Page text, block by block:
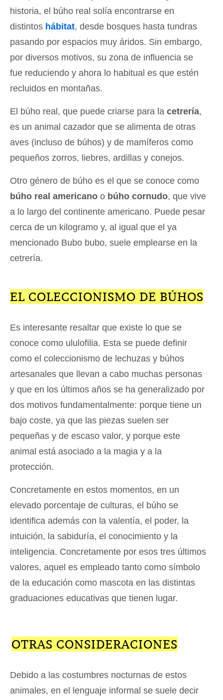
historia, el búho real solía encontrarse en
distintos hábitat, desde bosques hasta tundras
pasando por espacios muy áridos. Sin embargo,
por diversos motivos, su zona de influencia se
fue reduciendo y ahora lo habitual es que estén
recluidos en montañas.
El búho real, que puede criarse para la cetrería,
es un animal cazador que se alimenta de otras
aves (incluso de búhos) y de mamíferos como
pequeños zorros, liebres, ardillas y conejos.
Otro género de búho es el que se conoce como
búho real americano o búho cornudo, que vive
a lo largo del continente americano. Puede pesar
cerca de un kilogramo y, al igual que el ya
mencionado Bubo bubo, suele emplearse en la
cetrería.
EL COLECCIONISMO DE BÚHOS
Es interesante resaltar que existe lo que se
conoce como ululofilia. Esta se puede definir
como el coleccionismo de lechuzas y búhos
artesanales que llevan a cabo muchas personas
y que en los últimos años se ha generalizado por
dos motivos fundamentalmente: porque tiene un
bajo coste, ya que las piezas suelen ser
pequeñas y de escaso valor, y porque este
animal está asociado a la magia y a la
protección.
Concretamente en estos momentos, en un
elevado porcentaje de culturas, el búho se
identifica además con la valentía, el poder, la
intuición, la sabiduría, el conocimiento y la
inteligencia. Concretamente por esos tres últimos
valores, aquel es empleado tanto como símbolo
de la educación como mascota en las distintas
graduaciones educativas que tienen lugar.
OTRAS CONSIDERACIONES
Debido a las costumbres nocturnas de estos
animales, en el lenguaje informal se suele decir